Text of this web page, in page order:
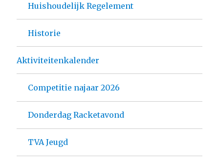
Huishoudelijk Regelement
Historie
Aktiviteitenkalender
Competitie najaar 2026
Donderdag Racketavond
TVA Jeugd